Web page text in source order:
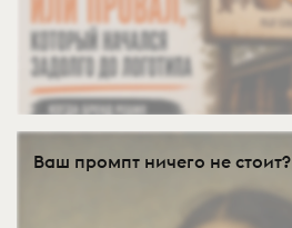
Ваш промпт ничего не стоит?